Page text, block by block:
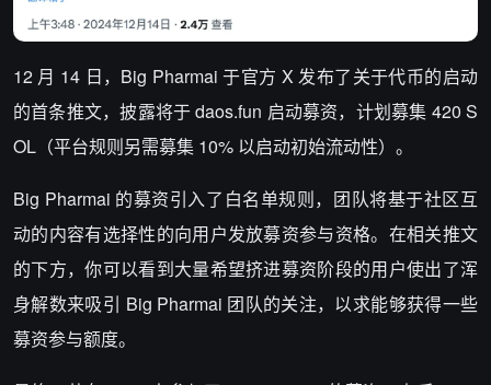
12 月 14 日，Big Pharmai 于官方 X 发布了关于代币的启动
的首条推文，披露将于 daos.fun 启动募资，计划募集 420 S
OL（平台规则另需募集 10% 以启动初始流动性）。
Big Pharmai 的募资引入了白名单规则，团队将基于社区互
动的内容有选择性的向用户发放募资参与资格。在相关推文
的下方，你可以看到大量希望挤进募资阶段的用户使出了浑
身解数来吸引 Big Pharmai 团队的关注，以求能够获得一些
募资参与额度。